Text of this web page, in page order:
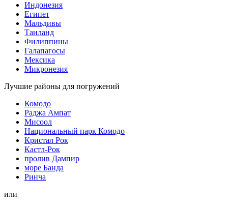
Индонезия
Египет
Мальдивы
Таиланд
Филиппины
Галапагосы
Мексика
Микронезия
Лучшие районы для погружений
Комодо
Раджа Ампат
Мисоол
Национальный парк Комодо
Кристал Рок
Кастл-Рок
пролив Дампир
море Банда
Ринча
или